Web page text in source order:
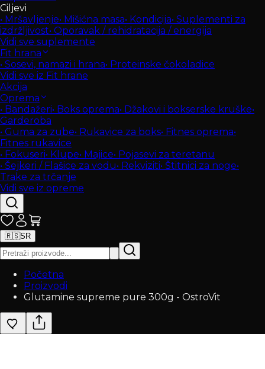
Ciljevi
• Mršavljenje• Mišićna masa• Kondicija• Suplementi za
izdržljivost• Oporavak / rehidratacija / energija
Vidi sve suplemente
Fit hrana
• Sosevi, namazi i hrana• Proteinske čokoladice
Vidi sve iz Fit hrane
Akcija
Oprema
• Bandažeri• Boks oprema• Džakovi i bokserske kruške•
Garderoba
• Guma za zube• Rukavice za boks• Fitnes oprema•
Fitnes rukavice
• Fokuseri• Klupe• Majice• Pojasevi za teretanu
• Šejkeri / Flašice za vodu• Rekviziti• Štitnici za noge•
Trake za trčanje
Vidi sve iz opreme
🇷🇸SR
Početna
Proizvodi
Glutamine supreme pure 300g - OstroVit